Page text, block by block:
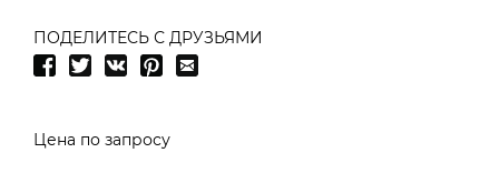
ПОДЕЛИТЕСЬ С ДРУЗЬЯМИ
Цена по запросу